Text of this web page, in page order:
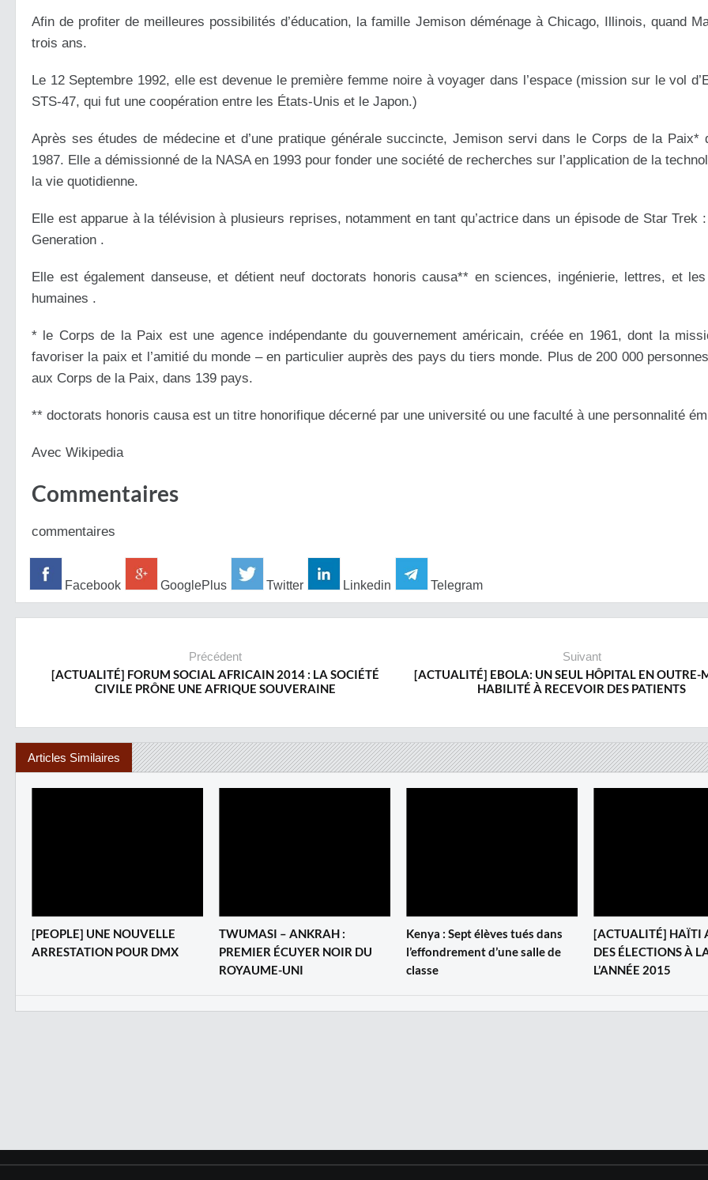
Afin de profiter de meilleures possibilités d’éducation, la famille Jemison déménage à Chicago, Illinois, quand
trois ans.
Le 12 Septembre 1992, elle est devenue le première femme noire à voyager dans l’espace (mission sur le vol
STS-47, qui fut une coopération entre les États-Unis et le Japon.)
Après ses études de médecine et d’une pratique générale succincte, Jemison servi dans le Corps de la Paix*
1987. Elle a démissionné de la NASA en 1993 pour fonder une société de recherches sur l’application de la
la vie quotidienne.
Elle est apparue à la télévision à plusieurs reprises, notamment en tant qu’actrice dans un épisode de Star Trek
Generation .
Elle est également danseuse, et détient neuf doctorats honoris causa** en sciences, ingénierie, lettres, et
humaines .
* le Corps de la Paix est une agence indépendante du gouvernement américain, créée en 1961, dont la
favoriser la paix et l’amitié du monde – en particulier auprès des pays du tiers monde. Plus de 200 000
aux Corps de la Paix, dans 139 pays.
** doctorats honoris causa est un titre honorifique décerné par une université ou une faculté à une personnalité
Avec Wikipedia
Commentaires
commentaires
Facebook GooglePlus Twitter Linkedin Telegram
Précédent
[ACTUALITÉ] FORUM SOCIAL AFRICAIN 2014 : LA SOCIÉTÉ
CIVILE PRÔNE UNE AFRIQUE SOUVERAINE
Suivant
[ACTUALITÉ] EBOLA: UN SEUL HÔPITAL EN OUTRE-
HABILITÉ À RECEVOIR DES PATIENTS
Articles Similaires
‎[PEOPLE] UNE NOUVELLE
ARRESTATION POUR DMX
TWUMASI – ANKRAH :
PREMIER ÉCUYER NOIR DU
ROYAUME-UNI
Kenya : Sept élèves tués dans
l’effondrement d’une salle de
classe
[ACTUALITÉ] HAÏTI
DES ÉLECTIONS À
L’ANNÉE 2015